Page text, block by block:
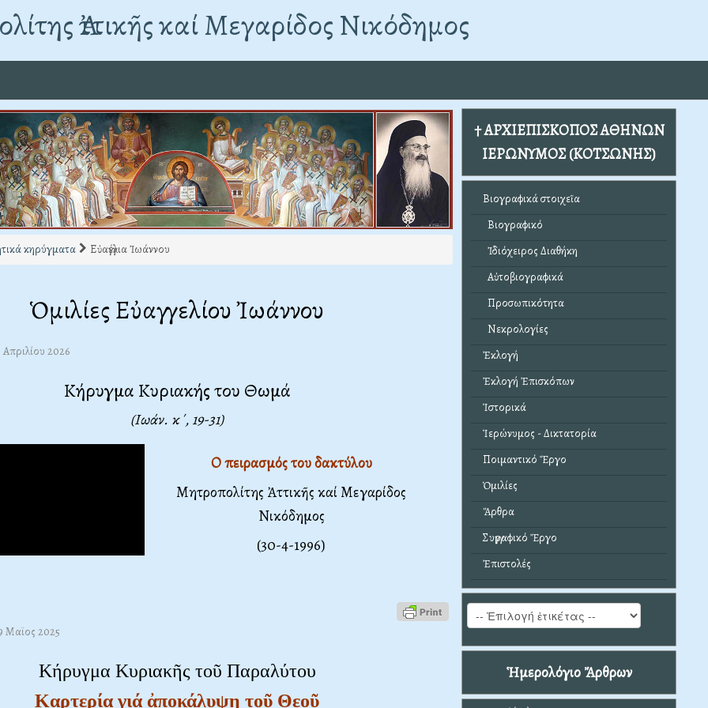
Ἀττικῆς καί Μεγαρίδος Νικόδημος
κηρύγματα Εὐαγγέλια Ἰωάννου
Ὁμιλίες Εὐαγγελίου Ἰωάννου
Απριλίου 2026
Κήρυγμα Κυριακής του Θωμά
(Ιωάν. κ΄, 19-31)
Ο πειρασμός του δακτύλου
Μητροπολίτης Ἀττικῆς καί Μεγαρίδος
Νικόδημος
(30-4-1996)
Μαϊος 2025
Κήρυγμα Κυριακῆς τοῦ Παραλύτου
Καρτερία γιά ἀποκάλυψη τοῦ Θεοῦ
† ΑΡΧΙΕΠΙΣΚΟΠΟΣ ΑΘΗΝΩΝ
ΙΕΡΩΝΥΜΟΣ (ΚΟΤΣΩΝΗΣ)
Βιογραφικά στοιχεῖα
Βιογραφικό
Ἰδιόχειρος Διαθήκη
Αὐτοβιογραφικά
Προσωπικότητα
Νεκρολογίες
Ἐκλογή
Ἐκλογή Ἐπισκόπων
Ἱστορικά
Ἱερώνυμος - Δικτατορία
Ποιμαντικό Ἔργο
Ὁμιλίες
Ἄρθρα
Συγγραφικό Ἔργο
Ἐπιστολές
Ἡμερολόγιο Ἄρθρων